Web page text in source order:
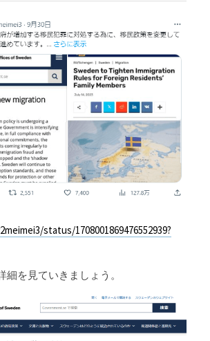
登録
status/1708001869476552939?
細を見ていきましょう。